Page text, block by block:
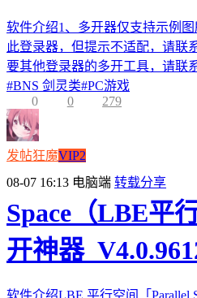
软件介绍1、多开器仅支持示例
此登录器，但提示不适配，请联
要其他登录器的多开工具，请联
#BNS 剑灵类#PC游戏
0
0 279
发帖狂魔VIP2
08-07 16:13 电脑端 转载分享
Space（LBE平
开神器
软件介绍LBE 平行空间「Parallel